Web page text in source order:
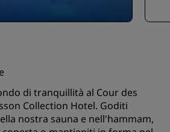
di tranquillità al Cour des
Collection Hotel. Goditi
nostra sauna e nell'hammam,